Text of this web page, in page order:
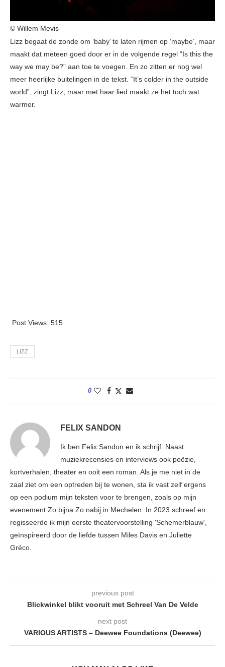
© Willem Mevis
Lizz begaat de zonde om ‘baby’ te laten rijmen op ‘maybe’, maar
maakt dat meteen goed door er in de volgende regel “Is this the
way we may be?” aan toe te voegen. En zo zitten er nog wel
meer heerlijke buitelingen in de tekst. “It’s colder in the outside
world”, zingt Lizz, maar met haar lied maakt ze het toch wat
warmer.
Post Views: 515
LIZZ
0
FELIX SANDON
Ik ben Felix Sandon en ik schrijf. Naast
muziekrecensies en interviews ook poëzie,
kortverhalen, theater en ooit een roman. Als je me niet in de
zaal ziet om een optreden bij te wonen, sta ik vast zelf ergens
op een podium mijn teksten voor te brengen, zoals op mijn
evenement Zo bijna Zo nabij in Mechelen. In 2023 schreef en
regisseerde ik mijn eerste theatervoorstelling 'Schemerblauw',
geïnspireerd door de liefde tussen Miles Davis en Juliette
Gréco.
previous post
Blickwinkel blikt vooruit met Schreel Van De Velde
next post
VARIOUS ARTISTS – Deewee Foundations (Deewee)